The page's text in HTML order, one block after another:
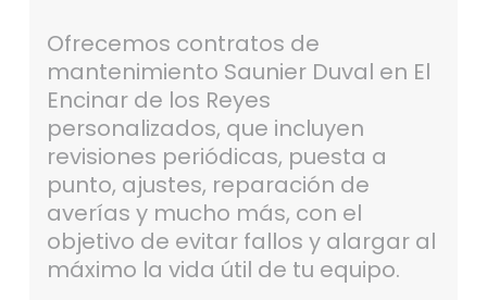
Ofrecemos contratos de
mantenimiento Saunier Duval en El
Encinar de los Reyes
personalizados, que incluyen
revisiones periódicas, puesta a
punto, ajustes, reparación de
averías y mucho más, con el
objetivo de evitar fallos y alargar al
máximo la vida útil de tu equipo.